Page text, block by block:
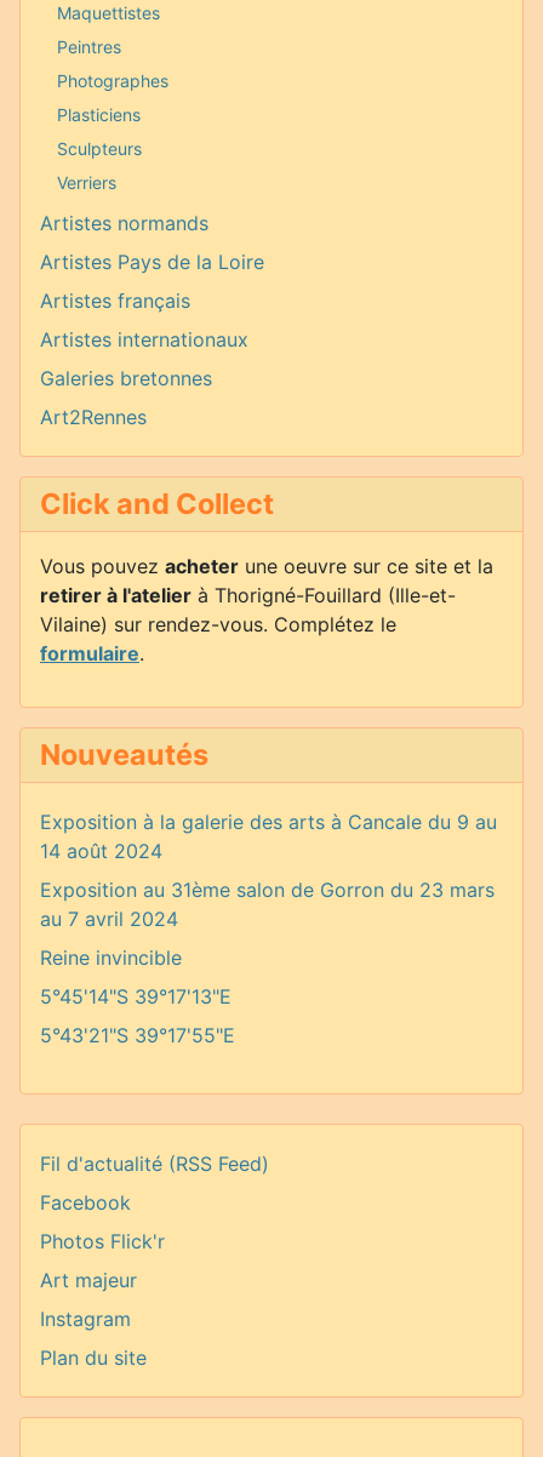
Maquettistes
Peintres
Photographes
Plasticiens
Sculpteurs
Verriers
Artistes normands
Artistes Pays de la Loire
Artistes français
Artistes internationaux
Galeries bretonnes
Art2Rennes
Click and Collect
Vous pouvez acheter une oeuvre sur ce site et la
retirer à l'atelier à Thorigné-Fouillard (Ille-et-
Vilaine) sur rendez-vous. Complétez le
formulaire.
Nouveautés
Exposition à la galerie des arts à Cancale du 9 au
14 août 2024
Exposition au 31ème salon de Gorron du 23 mars
au 7 avril 2024
Reine invincible
5°45'14"S 39°17'13"E
5°43'21"S 39°17'55"E
Fil d'actualité (RSS Feed)
Facebook
Photos Flick'r
Art majeur
Instagram
Plan du site